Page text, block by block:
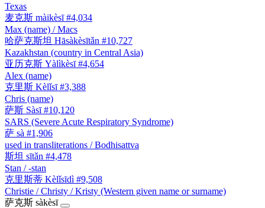
Texas
麦克斯 màikèsī #4,034
Max (name) / Macs
哈萨克斯坦 Hāsàkèsītǎn #10,727
Kazakhstan (country in Central Asia)
亚历克斯 Yàlìkèsī #4,654
Alex (name)
克里斯 Kèlǐsī #3,388
Chris (name)
萨斯 Sàsī #10,120
SARS (Severe Acute Respiratory Syndrome)
萨 sà #1,906
used in transliterations / Bodhisattva
斯坦 sītǎn #4,478
Stan / -stan
克里斯蒂 Kèlǐsīdì #9,508
Christie / Christy / Kristy (Western given name or surname)
萨克斯 sàkèsī